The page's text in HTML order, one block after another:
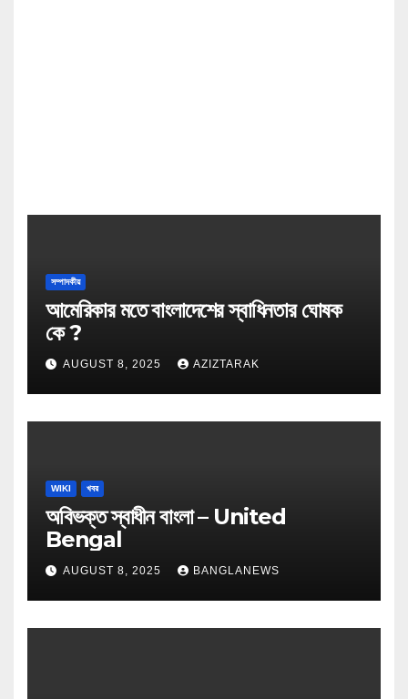
সম্পাদকীয়
আমেরিকার মতে বাংলাদেশের স্বাধিনতার ঘোষক
কে ?
AUGUST 8, 2025 AZIZTARAK
WIKI খবর
অবিভক্ত স্বাধীন বাংলা – United
Bengal
AUGUST 8, 2025 BANGLANEWS